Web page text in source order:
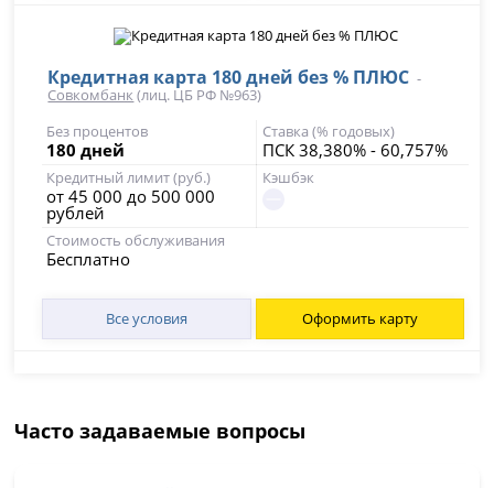
Кредитная карта 180 дней без % ПЛЮС -
Совкомбанк (лиц. ЦБ РФ №963)
Без процентов
180 дней
Ставка (% годовых)
ПСК 38,380% - 60,757%
Кредитный лимит (руб.)
от 45 000 до 500 000
рублей
Кэшбэк
Стоимость обслуживания
Бесплатно
Все условия Оформить карту
Часто задаваемые вопросы